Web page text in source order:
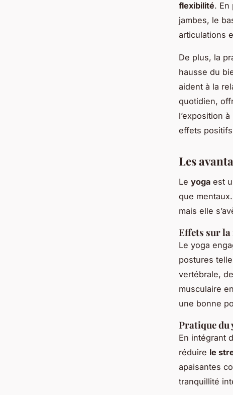
flexibilité. En
jambes, le
articulations
De plus, la
hausse du
aident à la
quotidien,
l’exposition
effets
Les
Le yoga est
que
mais elle
Effets sur
Le yoga
postures
vertébrale,
musculaire
une bonne
Pratique du
En intégrant
réduire le
apaisantes
tranquillité